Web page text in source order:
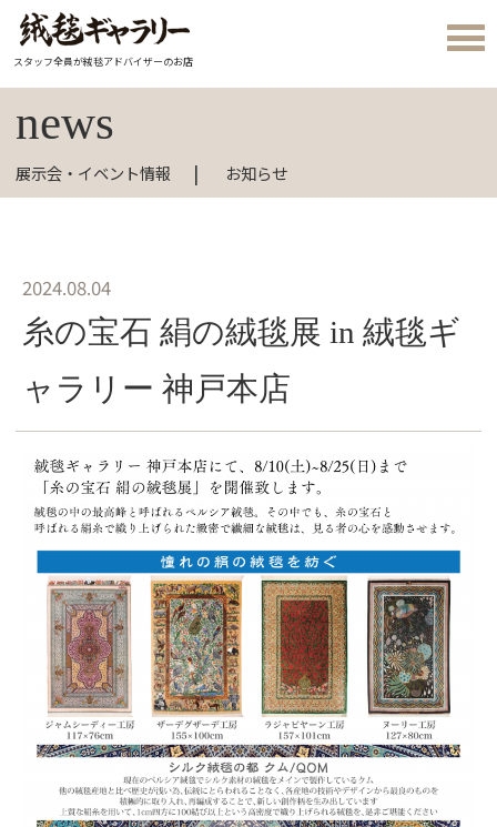
スタッフ全員が絨毯アドバイザーのお店
news
展示会・イベント情報 お知らせ
2024.08.04
糸の宝石 絹の絨毯展 in 絨毯ギ
ャラリー 神戸本店